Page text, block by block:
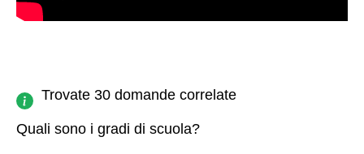
Trovate 30 domande correlate
Quali sono i gradi di scuola?